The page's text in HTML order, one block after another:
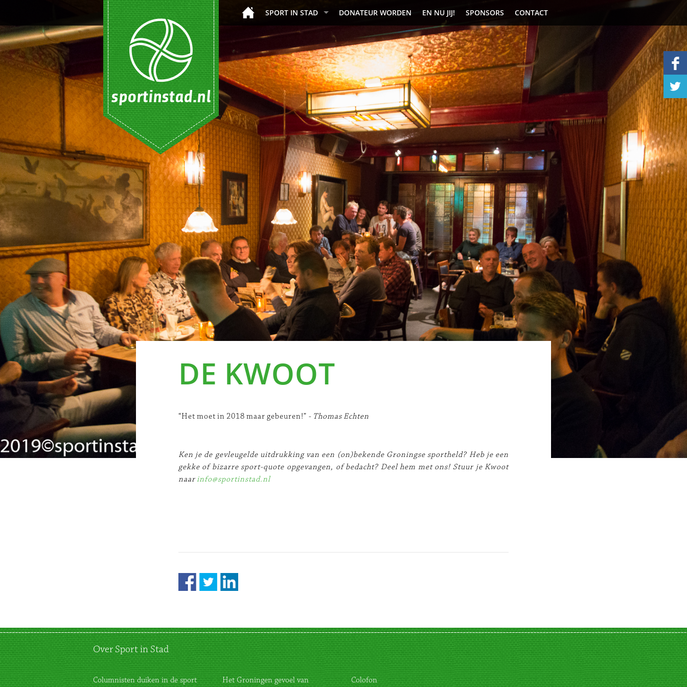
SPORT IN STAD DONATEUR WORDEN EN NU JIJ! SPONSORS CONTACT
DE KWOOT
“Het moet in 2018 maar gebeuren!” - Thomas Echten
Ken je de gevleugelde uitdrukking van een (on)bekende Groningse sportheld? Heb je een
gekke of bizarre sport-quote opgevangen, of bedacht? Deel hem met ons! Stuur je Kwoot
naarinfo@sportinstad.nl
Over Sport in Stad
Columnisten duiken in de sport Het Groningen gevoel van Colofon